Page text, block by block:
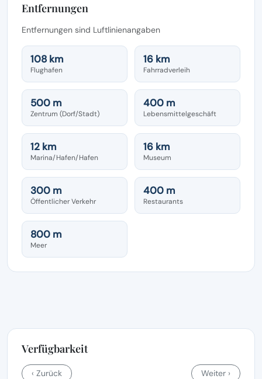
Entfernungen
Entfernungen sind Luftlinienangaben
108 km
Flughafen
16 km
Fahrradverleih
500 m
Zentrum (Dorf/Stadt)
400 m
Lebensmittelgeschäft
12 km
Marina/Hafen/Hafen
16 km
Museum
300 m
Öffentlicher Verkehr
400 m
Restaurants
800 m
Meer
Verfügbarkeit
‹ Zurück Weiter ›